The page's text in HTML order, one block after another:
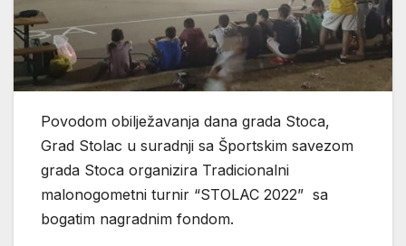
Povodom obilježavanja dana grada Stoca,
Grad Stolac u suradnji sa Športskim savezom
grada Stoca organizira Tradicionalni
malonogometni turnir “STOLAC 2022” sa
bogatim nagradnim fondom.